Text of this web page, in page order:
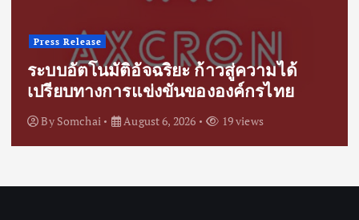
Press Release
ระบบอัตโนมัติอัจฉริยะ ก้าวสู่ความได้
เปรียบทางการแข่งขันขององค์กรไทย
By Somchai August 6, 2026 19 views